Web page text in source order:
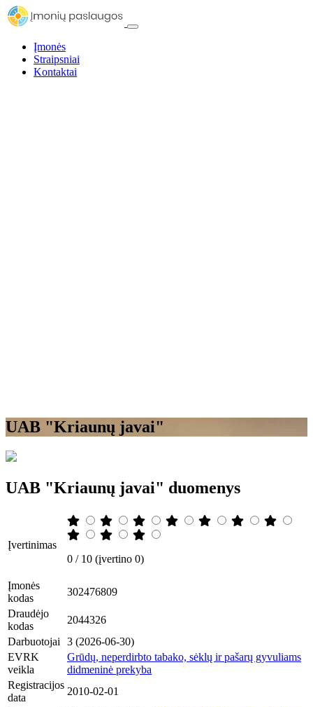
Įmonės
Straipsniai
Kontaktai
UAB "Kriaunų javai"
UAB "Kriaunų javai" duomenys
Įvertinimas
0 / 10 (įvertino 0)
Įmonės
kodas
302476809
Draudėjo
kodas
2044326
Darbuotojai
3 (2026-06-30)
EVRK
veikla
Grūdų, neperdirbto tabako, sėklų ir pašarų gyvuliams
didmeninė prekyba
Registracijos
data
2010-02-01